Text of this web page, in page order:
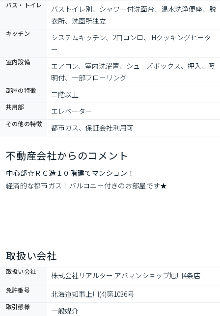
バス・トイレ
バストイレ別、シャワー付洗面台、温水洗浄便座、脱
衣所、洗面所独立
キッチン
システムキッチン、2口コンロ、IHクッキングヒータ
ー
室内設備
エアコン、室内洗濯置、シューズボックス、押入、照
明付、一部フローリング
部屋の特徴 二階以上
共用部 エレベーター
その他の特徴 都市ガス、保証会社利用可
不動産会社からのコメント
中心部☆ＲＣ造１０階建てマンション！
経済的な都市ガス！バルコニー付きのお部屋です★
取扱い会社
取扱い会社 株式会社リアルター アパマンショップ旭川4条店
免許番号 北海道知事上川(4)第1036号
取引態様 一般媒介